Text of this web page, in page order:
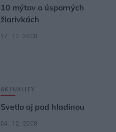
10 mýtov o úsporných
žiarivkách
17. 12. 2008
AKTUALITY
Svetlo aj pod hladinou
04. 12. 2008